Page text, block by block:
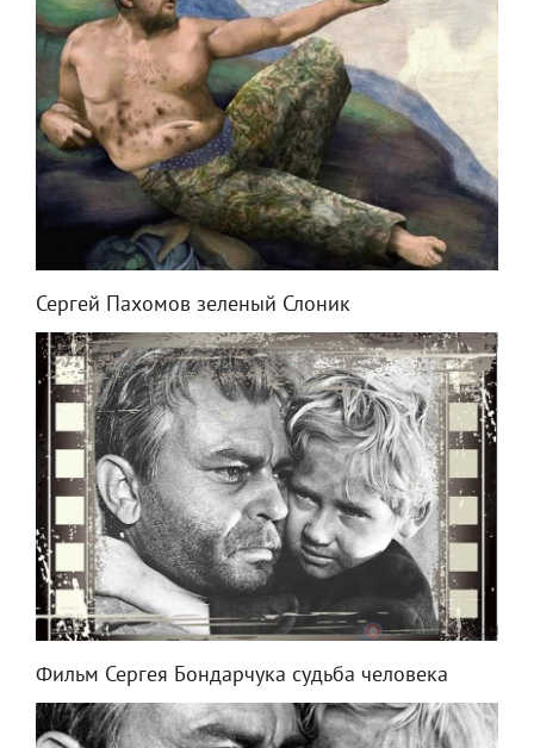
Сергей Пахомов зеленый Слоник
Фильм Сергея Бондарчука судьба человека